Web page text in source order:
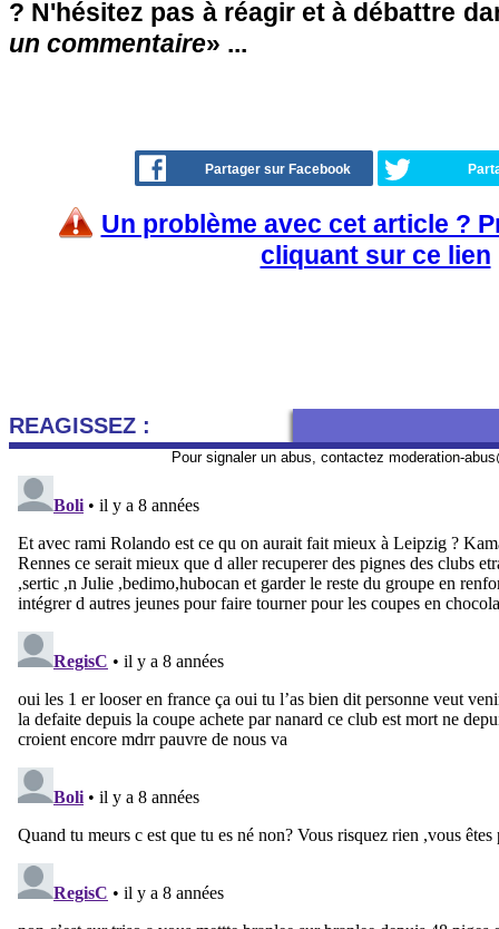
? N'hésitez pas à réagir et à débattre
un commentaire» ...
Partager sur Facebook
Un problème avec cet article ?
cliquant sur ce lien
REAGISSEZ :
Pour signaler un abus, contactez moderation-